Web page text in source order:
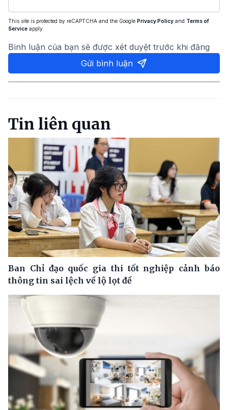
This site is protected by reCAPTCHA and the Google Privacy Policy and Terms of
Service apply.
Bình luận của bạn sẽ được xét duyệt trước khi đăng
Gửi bình luận
Tin liên quan
Ban Chỉ đạo quốc gia thi tốt nghiệp cảnh báo
thông tin sai lệch về lộ lọt đề